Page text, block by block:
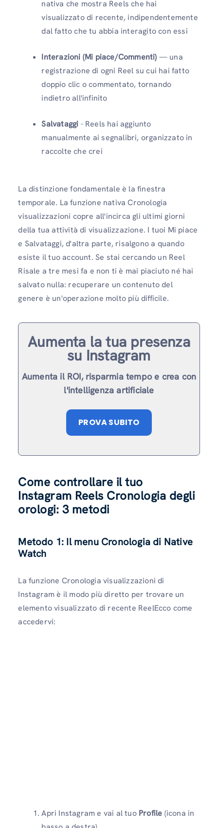
nativa che mostra Reels che hai
visualizzato di recente, indipendentemente
dal fatto che tu abbia interagito con essi
Interazioni (Mi piace/Commenti) — una
registrazione di ogni Reel su cui hai fatto
doppio clic o commentato, tornando
indietro all'infinito
Salvataggi - Reels hai aggiunto
manualmente ai segnalibri, organizzato in
raccolte che crei
La distinzione fondamentale è la finestra
temporale. La funzione nativa Cronologia
visualizzazioni copre all'incirca gli ultimi giorni
della tua attività di visualizzazione. I tuoi Mi piace
e Salvataggi, d'altra parte, risalgono a quando
esiste il tuo account. Se stai cercando un Reel
Risale a tre mesi fa e non ti è mai piaciuto né hai
salvato nulla: recuperare un contenuto del
genere è un'operazione molto più difficile.
Aumenta la tua presenza
su Instagram
Aumenta il ROI, risparmia tempo e crea con
l'intelligenza artificiale
PROVA SUBITO
Come controllare il tuo
Instagram Reels Cronologia degli
orologi: 3 metodi
Metodo 1: Il menu Cronologia di Native
Watch
La funzione Cronologia visualizzazioni di
Instagram è il modo più diretto per trovare un
elemento visualizzato di recente ReelEcco come
accedervi:
Apri Instagram e vai al tuo Profile (icona in